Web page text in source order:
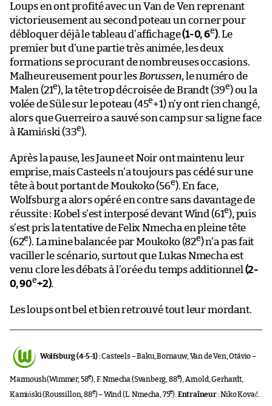
Loups en ont profité avec un Van de Ven reprenant
victorieusement au second poteau un corner pour
débloquer déjà le tableau d’affichage(1-0, 6e). Le
premier but d’une partie très animée, les deux
formations se procurant de nombreuses occasions.
Malheureusement pour les Borussen, le numéro de
Malen (21e), la tête trop décroisée de Brandt (39e) ou la
volée de Süle sur le poteau (45e+1) n’y ont rien changé,
alors que Guerreiro a sauvé son camp sur sa ligne face
à Kamiński (33e).
Après la pause, les Jaune et Noir ont maintenu leur
emprise, mais Casteels n’a toujours pas cédé sur une
tête à bout portant de Moukoko (56e). En face,
Wolfsburg a alors opéré en contre sans davantage de
réussite : Kobel s’est interposé devant Wind (61e), puis
s’est pris la tentative de Felix Nmecha en pleine tête
(62e). La mine balancée par Moukoko (82e) n’a pas fait
vaciller le scénario, surtout que Lukas Nmecha est
venu clore les débats à l’orée du temps additionnel (2-
0, 90e+2).
Les loups ont bel et bien retrouvé tout leur mordant.
Wolfsburg (4-5-1) :Casteels – Baku, Bornauw, Van de Ven, Otávio –
Marmoush (Wimmer, 58e), F. Nmecha (Svanberg, 88e), Arnold, Gerhardt,
Kamiński (Roussillon, 88e) – Wind (L. Nmecha, 75e). Entraîneur: Niko Kovač.